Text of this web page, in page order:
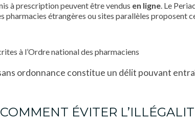
à prescription peuvent être vendus en ligne. Le
pharmacies étrangères ou sites parallèles proposent
à l’Ordre national des pharmaciens
ordonnance constitue un délit pouvant
ÉVITER